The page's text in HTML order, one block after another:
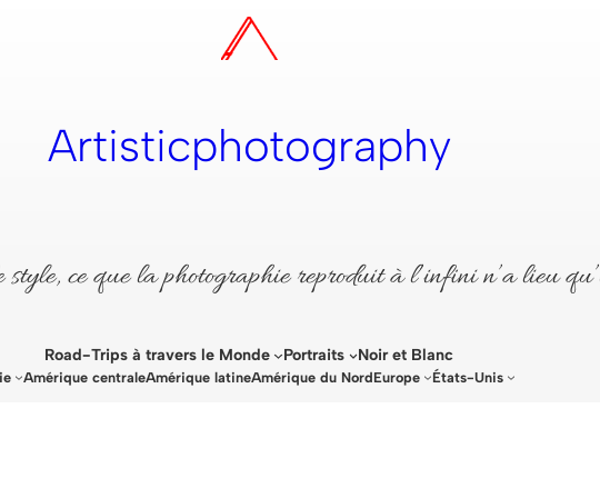
Artisticphotography
ce que la photographie reproduit à l’infini n’a lieu
Road-Trips à travers le Monde Portraits Noir et Blanc
Amérique centraleAmérique latineAmérique du NordEurope États-Unis